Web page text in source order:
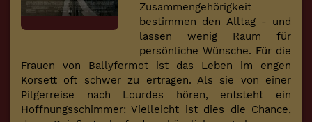
Zusammengehörigkeit
bestimmen den Alltag - und
lassen wenig Raum für
persönliche Wünsche. Für die
Frauen von Ballyfermot ist das Leben im engen
Korsett oft schwer zu ertragen. Als sie von einer
Pilgerreise nach Lourdes hören, entsteht ein
Hoffnungsschimmer: Vielleicht ist dies die Chance,